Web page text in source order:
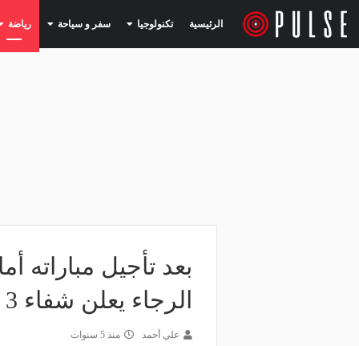
الرئيسية تكنولوجيا (current) سفر و سياحة (current) رياضة
بعد تأجيل مباراته
الرجاء يعلن شفاء 3 لاعبين من كورونا
علي أحمد منذ 5 سنوات